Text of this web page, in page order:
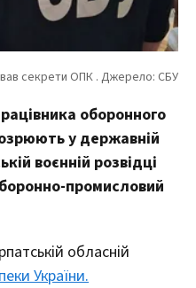
оборонного
у державній
воєнній розвідці
промисловий
обласній
України.